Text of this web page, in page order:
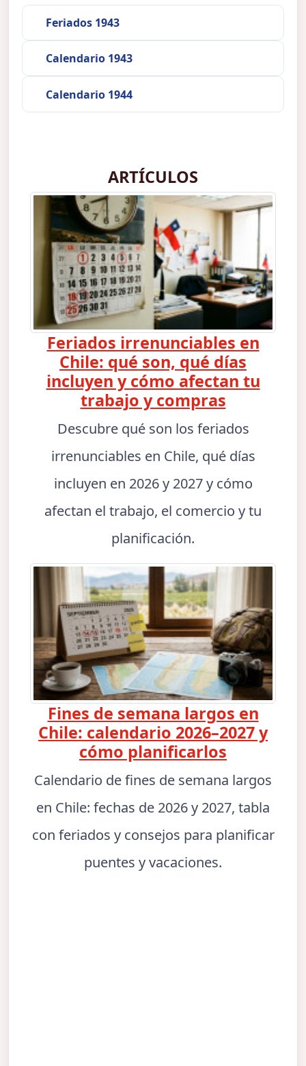
Feriados 1943
Calendario 1943
Calendario 1944
ARTÍCULOS
Feriados irrenunciables en
Chile: qué son, qué días
incluyen y cómo afectan tu
trabajo y compras
Descubre qué son los feriados
irrenunciables en Chile, qué días
incluyen en 2026 y 2027 y cómo
afectan el trabajo, el comercio y tu
planificación.
Fines de semana largos en
Chile: calendario 2026–2027 y
cómo planificarlos
Calendario de fines de semana largos
en Chile: fechas de 2026 y 2027, tabla
con feriados y consejos para planificar
puentes y vacaciones.